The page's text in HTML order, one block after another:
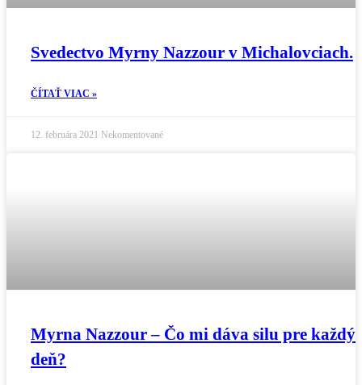
Svedectvo Myrny Nazzour v Michalovciach.
ČÍTAŤ VIAC »
12. februára 2021 Nekomentované
Myrna Nazzour – Čo mi dáva silu pre každý
deň?